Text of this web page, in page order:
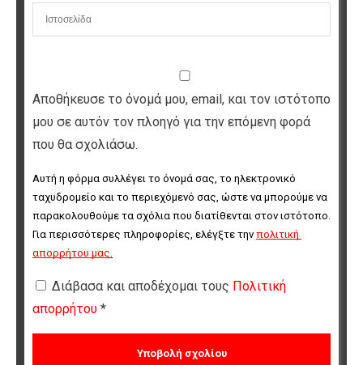
Αποθήκευσε το όνομά μου, email, και τον ιστότοπο
μου σε αυτόν τον πλοηγό για την επόμενη φορά
που θα σχολιάσω.
Αυτή η φόρμα συλλέγει το όνομά σας, το ηλεκτρονικό
ταχυδρομείο και το περιεχόμενό σας, ώστε να μπορούμε να
παρακολουθούμε τα σχόλια που διατίθενται στον ιστότοπο.
Για περισσότερες πληροφορίες, ελέγξτε την πολιτική
απορρήτου μας.
Διάβασα και αποδέχομαι τους Πολιτική
απορρήτου *